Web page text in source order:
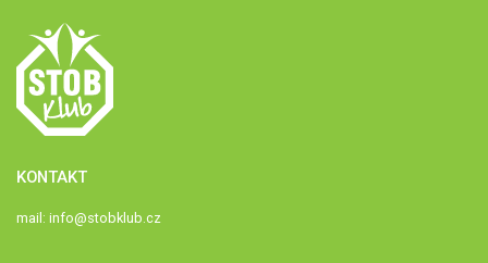
KONTAKT
mail: info@stobklub.cz